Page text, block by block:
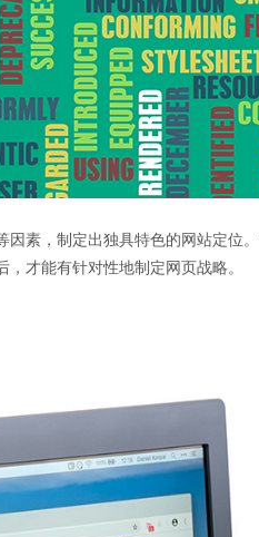
素，制定出独具特色的网站定位
才能有针对性地制定网页战略。